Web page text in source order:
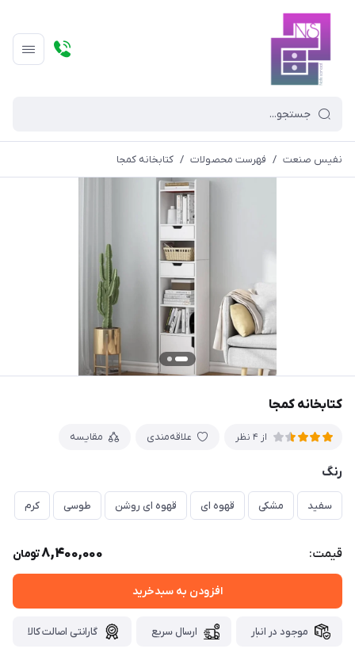
نفیس صنعت / فهرست محصولات / کتابخانه کمجا
کتابخانه کمجا
از 4 نظر علاقه‌مندی مقایسه
رنگ
سفید مشکی قهوه ای قهوه ای روشن طوسی کرم
قیمت: 8,400,000تومان
افزودن به سبدخرید
موجود در انبار ارسال سریع گارانتی اصالت کالا